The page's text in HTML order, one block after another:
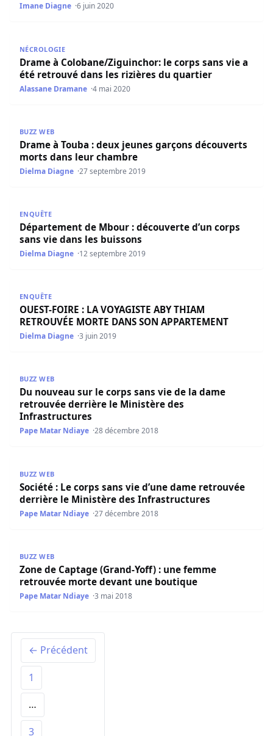
Imane Diagne 6 juin 2020
NÉCROLOGIE
Drame à Colobane/Ziguinchor: le corps sans vie a
été retrouvé dans les rizières du quartier
Alassane Dramane 4 mai 2020
BUZZ WEB
Drame à Touba : deux jeunes garçons découverts
morts dans leur chambre
Dielma Diagne 27 septembre 2019
ENQUÊTE
Département de Mbour : découverte d’un corps
sans vie dans les buissons
Dielma Diagne 12 septembre 2019
ENQUÊTE
OUEST-FOIRE : LA VOYAGISTE ABY THIAM
RETROUVÉE MORTE DANS SON APPARTEMENT
Dielma Diagne 3 juin 2019
BUZZ WEB
Du nouveau sur le corps sans vie de la dame
retrouvée derrière le Ministère des
Infrastructures
Pape Matar Ndiaye 28 décembre 2018
BUZZ WEB
Société : Le corps sans vie d’une dame retrouvée
derrière le Ministère des Infrastructures
Pape Matar Ndiaye 27 décembre 2018
BUZZ WEB
Zone de Captage (Grand-Yoff) : une femme
retrouvée morte devant une boutique
Pape Matar Ndiaye 3 mai 2018
← Précédent
1
…
3